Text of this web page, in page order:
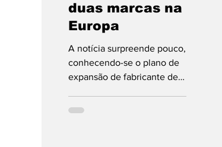
duas marcas na
Europa
A notícia surpreende pouco,
conhecendo-se o plano de
expansão de fabricante de
estado chinês e que conta com